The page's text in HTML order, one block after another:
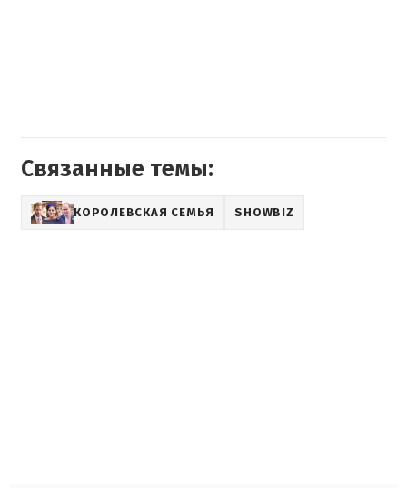
Связанные темы:
КОРОЛЕВСКАЯ СЕМЬЯ SHOWBIZ